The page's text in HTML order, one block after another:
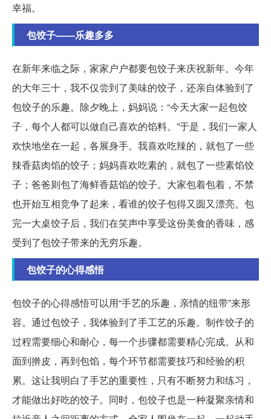
幸福。
包饺子——乐趣多多
在新年来临之际，家家户户都要包饺子来庆祝新年。今年
的大年三十，我不仅尝到了美味的饺子，还亲自体验到了
包饺子的乐趣。除夕晚上，妈妈说：“今天大家一起包饺
子，每个人都可以做自己喜欢的馅料。”于是，我们一家人
欢快地坐在一起，各展身手。我喜欢吃辣的，就包了一些
辣香菇肉馅的饺子；妈妈喜欢吃素的，就包了一些素馅饺
子；爸爸则包了海鲜香菇馅的饺子。大家包着包着，不禁
也开始互相竞争了起来，看谁的饺子包得又圆又漂亮。包
完一大桌饺子后，我们在笑声中享受这份美食的香味，感
受到了包饺子带来的无穷乐趣。
包饺子的心得感悟
包饺子的心得感悟可以用“手艺的乐趣，亲情的纽带”来形
容。通过包饺子，我体验到了手工艺的乐趣。制作饺子的
过程需要细心和耐心，每一个步骤都需要精心完成。从和
面到擀皮，再到包馅，每个环节都需要技巧和经验的积
累。这让我明白了手艺的重要性，只有不断努力和练习，
才能做出好吃的饺子。同时，包饺子也是一种凝聚亲情和